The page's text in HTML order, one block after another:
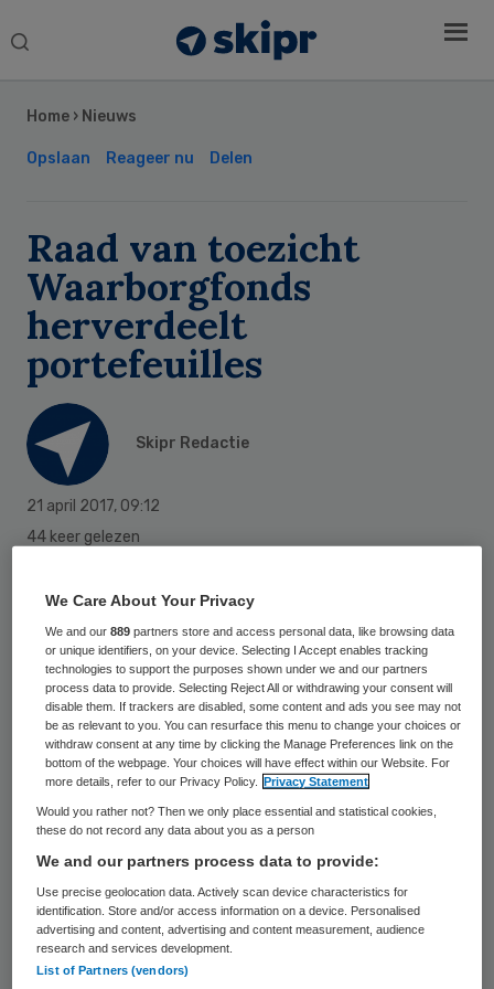
Search
Home › Nieuws
Opslaan Reageer nu Delen
Raad van toezicht
Waarborgfonds
herverdeelt
portefeuilles
Skipr Redactie
21 april 2017, 09:12
44 keer gelezen
Alexandra van Huffelen is benoemd tot
voorzitter van de raad van toezicht van het
Waarborgfonds voor de Zorgsector (WFZ).
Ze volgt in deze rol Victor Goedvolk op.
Goedvolk heeft op 11 april afscheid
genomen vanwege het bereiken van de
maximale zittingstermijn. Goedvolk maakte
deel uit van de raad sinds eind 2007. Zijn
opvolger Van Huffelen is algemeen
directeur van het Gemeentelijk
Vervoersbedrijf (GVB) in Amsterdam en is
Sidebar
We Care About Your Privacy
We and our889 partners store and access personal data, like browsing data
or unique identifiers, on your device. Selecting I Accept enables tracking
technologies to support the purposes shown under we and our partners
process data to provide. Selecting Reject All or withdrawing your consent will
disable them. If trackers are disabled, some content and ads you see may not
be as relevant to you. You can resurface this menu to change your choices or
withdraw consent at any time by clicking the Manage Preferences link on the
bottom of the webpage. Your choices will have effect within our Website. For
more details, refer to our Privacy Policy.
Privacy Statement
Would you rather not? Then we only place essential and statistical cookies,
these do not record any data about you as a person
We and our partners process data to provide:
Use precise geolocation data. Actively scan device characteristics for
identification. Store and/or access information on a device. Personalised
advertising and content, advertising and content measurement, audience
research and services development.
List of Partners (vendors)